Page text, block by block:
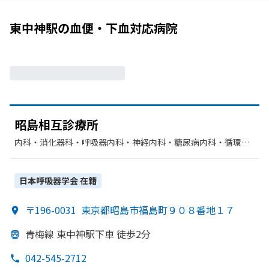
東中神駅の血便・下血対応病院
昭島相互診療所
内科・​消化器科・​呼吸器内科・​神経内科・​糖尿病内科・​循環器
日本呼吸器学会在籍
〒196-0031 東京都昭島市福島町９０８番地１７
青梅線 東中神駅下車 徒歩2分
042-545-2712